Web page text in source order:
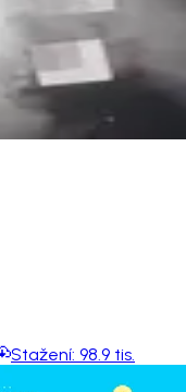
Stažení: 98.9 tis.